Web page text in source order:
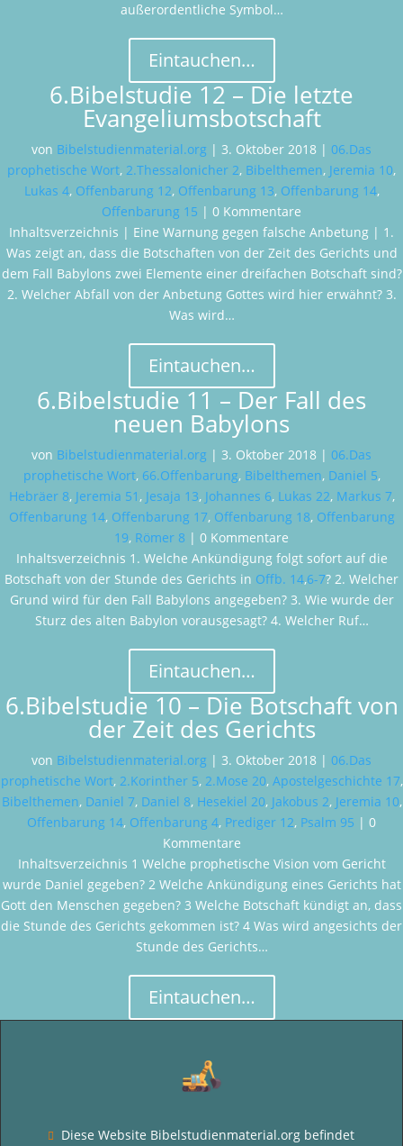
außerordentliche Symbol…
Eintauchen…
6.Bibelstudie 12 – Die letzte
Evangeliumsbotschaft
von Bibelstudienmaterial.org | 3. Oktober 2018 | 06.Das
prophetische Wort, 2.Thessalonicher 2, Bibelthemen, Jeremia 10,
Lukas 4, Offenbarung 12, Offenbarung 13, Offenbarung 14,
Offenbarung 15 | 0 Kommentare
Inhaltsverzeichnis | Eine Warnung gegen falsche Anbetung | 1.
Was zeigt an, dass die Botschaften von der Zeit des Gerichts und
dem Fall Babylons zwei Elemente einer dreifachen Botschaft sind?
2. Welcher Abfall von der Anbetung Gottes wird hier erwähnt? 3.
Was wird…
Eintauchen…
6.Bibelstudie 11 – Der Fall des
neuen Babylons
von Bibelstudienmaterial.org | 3. Oktober 2018 | 06.Das
prophetische Wort, 66.Offenbarung, Bibelthemen, Daniel 5,
Hebräer 8, Jeremia 51 , Jesaja 13, Johannes 6, Lukas 22, Markus 7,
Offenbarung 14, Offenbarung 17, Offenbarung 18, Offenbarung
19, Römer 8 | 0 Kommentare
Inhaltsverzeichnis 1. Welche Ankündigung folgt sofort auf die
Botschaft von der Stunde des Gerichts in Offb. 14,6-7? 2. Welcher
Grund wird für den Fall Babylons angegeben? 3. Wie wurde der
Sturz des alten Babylon vorausgesagt? 4. Welcher Ruf…
Eintauchen…
6.Bibelstudie 10 – Die Botschaft von
der Zeit des Gerichts
von Bibelstudienmaterial.org | 3. Oktober 2018 | 06.Das
prophetische Wort, 2.Korinther 5, 2.Mose 20, Apostelgeschichte 17,
Bibelthemen, Daniel 7, Daniel 8, Hesekiel 20, Jakobus 2, Jeremia 10,
Offenbarung 14, Offenbarung 4, Prediger 12, Psalm 95 | 0
Kommentare
Inhaltsverzeichnis 1 Welche prophetische Vision vom Gericht
wurde Daniel gegeben? 2 Welche Ankündigung eines Gerichts hat
Gott den Menschen gegeben? 3 Welche Botschaft kündigt an, dass
die Stunde des Gerichts gekommen ist? 4 Was wird angesichts der
Stunde des Gerichts…
Eintauchen…
 Diese Website Bibelstudienmaterial.org befindet